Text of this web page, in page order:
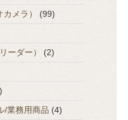
メラ）
(99)
ーダー）
(2)
/業務用商品 (4)